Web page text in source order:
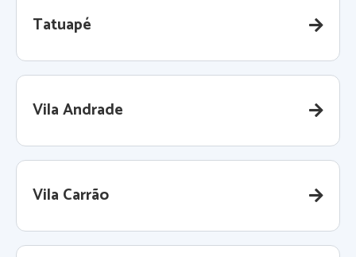
Tatuapé
Vila Andrade
Vila Carrão